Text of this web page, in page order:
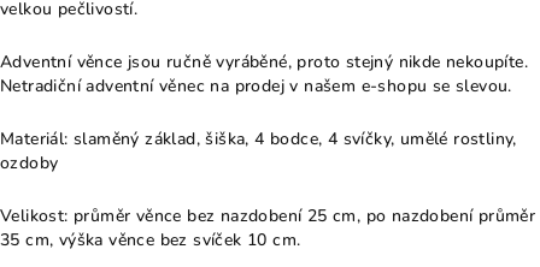
velkou pečlivostí.
Adventní věnce jsou ručně vyráběné, proto stejný nikde nekoupíte.
Netradiční adventní věnec na prodej v našem e-shopu se slevou.
Materiál: slaměný základ, šiška, 4 bodce, 4 svíčky, umělé rostliny,
ozdoby
Velikost: průměr věnce bez nazdobení 25 cm, po nazdobení průměr
35 cm, výška věnce bez svíček 10 cm.